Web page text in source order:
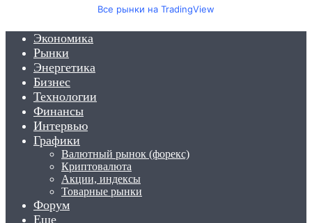
Все рынки на TradingView
Экономика
Рынки
Энергетика
Бизнес
Технологии
Финансы
Интервью
Графики
Валютный рынок (форекс)
Криптовалюта
Акции, индексы
Товарные рынки
Форум
Еще